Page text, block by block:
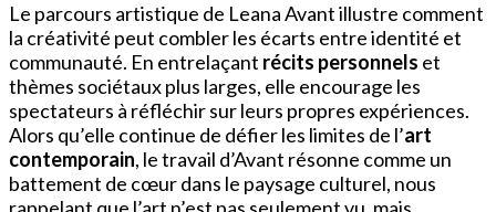
Le parcours artistique de Leana Avant illustre comment
la créativité peut combler les écarts entre identité et
communauté. En entrelaçant récits personnels et
thèmes sociétaux plus larges, elle encourage les
spectateurs à réfléchir sur leurs propres expériences.
Alors qu’elle continue de défier les limites de l’art
contemporain, le travail d’Avant résonne comme un
battement de cœur dans le paysage culturel, nous